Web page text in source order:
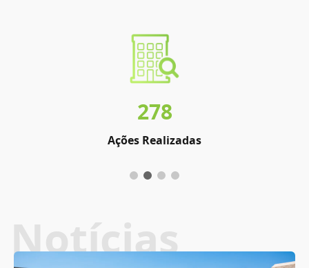
278
Ações Realizadas
Notícias